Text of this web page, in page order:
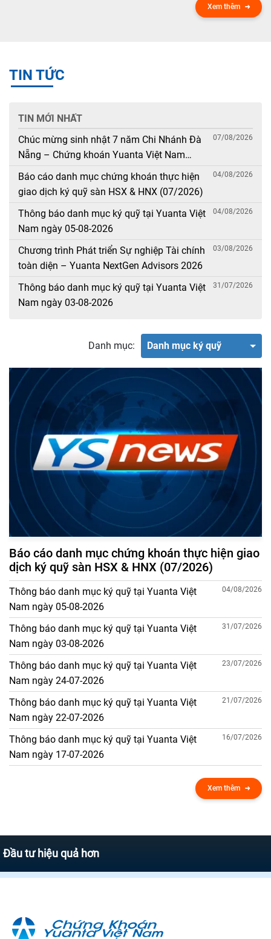
Xem thêm
TIN TỨC
TIN MỚI NHẤT
Chúc mừng sinh nhật 7 năm Chi Nhánh Đà
Nẵng – Chứng khoán Yuanta Việt Nam
(08/08/2019 – 08/08/2026)
07/08/2026
Báo cáo danh mục chứng khoán thực hiện
giao dịch ký quỹ sàn HSX & HNX (07/2026)
04/08/2026
Thông báo danh mục ký quỹ tại Yuanta Việt
Nam ngày 05-08-2026
04/08/2026
Chương trình Phát triển Sự nghiệp Tài chính
toàn diện – Yuanta NextGen Advisors 2026
03/08/2026
Thông báo danh mục ký quỹ tại Yuanta Việt
Nam ngày 03-08-2026
31/07/2026
Danh mục: Danh mục ký quỹ
Báo cáo danh mục chứng khoán thực hiện giao
dịch ký quỹ sàn HSX & HNX (07/2026)
Thông báo danh mục ký quỹ tại Yuanta Việt
Nam ngày 05-08-2026
04/08/2026
Thông báo danh mục ký quỹ tại Yuanta Việt
Nam ngày 03-08-2026
31/07/2026
Thông báo danh mục ký quỹ tại Yuanta Việt
Nam ngày 24-07-2026
23/07/2026
Thông báo danh mục ký quỹ tại Yuanta Việt
Nam ngày 22-07-2026
21/07/2026
Thông báo danh mục ký quỹ tại Yuanta Việt
Nam ngày 17-07-2026
16/07/2026
Xem thêm
hiệu quả hơn